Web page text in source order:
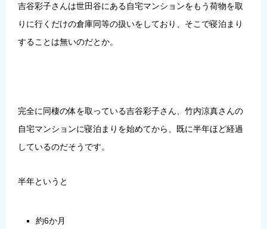
吉谷彩子さんは世田谷にある自宅マンションをもう荷物を取
りに行くだけの倉庫同等の扱いをしており、そこで寝泊まり
することは無いのだとか。
完全に同棲の体を取っている吉谷彩子さん、竹内涼真さんの
自宅マンションに寝泊まりを始めてから、既に半年ほど経過
しているのだそうです。
半年というと
約6か月